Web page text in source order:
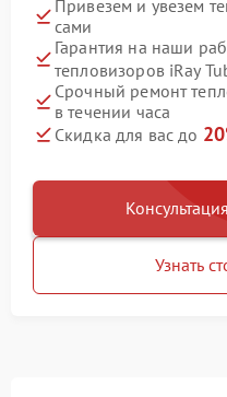
Привезем и увезем
сами
Гарантия на наши
тепловизоров iRay
Срочный ремонт
в течении часа
Скидка для вас до
Узнать